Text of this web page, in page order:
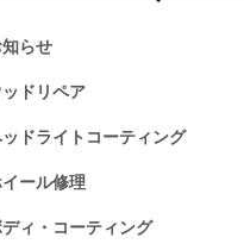
知らせ
ッドリペア
ドライトコーティング
ール修理
ィ・コーティング